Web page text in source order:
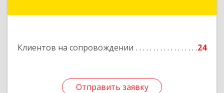
Клиентов на сопровождении 24
Отправить заявку
Отправить заявку